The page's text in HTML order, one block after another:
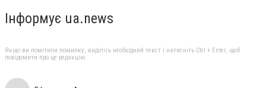
Інформує ua.news
Якщо ви помітили помилку, виділіть необхідний текст і натисніть Ctrl + Enter, щоб
повідомити про це редакцію